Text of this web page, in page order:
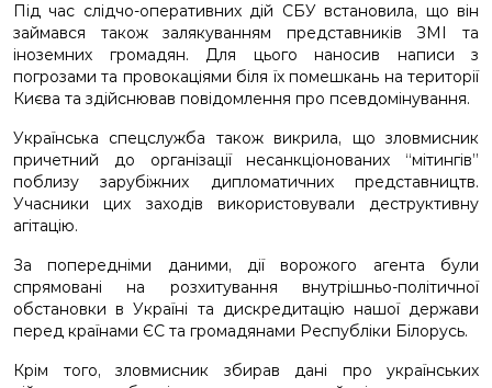
Під час слідчо-оперативних дій СБУ встановила, що він
займався також залякуванням представників ЗМІ та
іноземних громадян. Для цього наносив написи з
погрозами та провокаціями біля їх помешкань на території
Києва та здійснював повідомлення про псевдомінування.
Українська спецслужба також викрила, що зловмисник
причетний до організації несанкціонованих “мітингів”
поблизу зарубіжних дипломатичних представництв.
Учасники цих заходів використовували деструктивну
агітацію.
За попередніми даними, дії ворожого агента були
спрямовані на розхитування внутрішньо-політичної
обстановки в Україні та дискредитацію нашої держави
перед країнами ЄС та громадянами Республіки Білорусь.
Крім того, зловмисник збирав дані про українських